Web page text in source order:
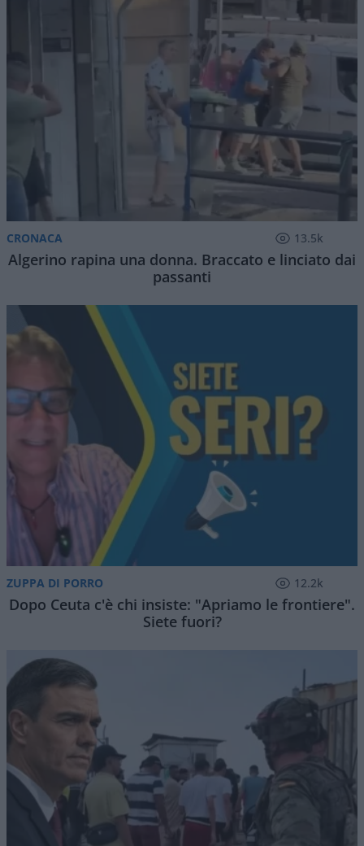
CRONACA 13.5k
Algerino rapina una donna. Braccato e linciato dai
passanti
ZUPPA DI PORRO 12.2k
Dopo Ceuta c'è chi insiste: "Apriamo le frontiere".
Siete fuori?